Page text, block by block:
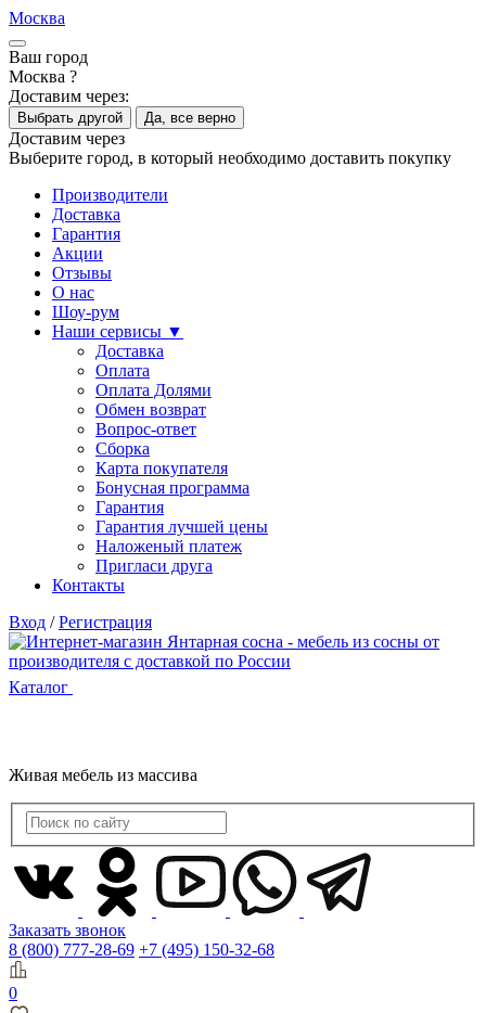
Москва
Ваш город
Москва ?
Доставим через:
Выбрать другой Да, все верно
Доставим через
Выберите город, в который необходимо доставить покупку
Производители
Доставка
Гарантия
Акции
Отзывы
О нас
Шоу-рум
Наши сервисы ▼
Доставка
Оплата
Оплата Долями
Обмен возврат
Вопрос-ответ
Сборка
Карта покупателя
Бонусная программа
Гарантия
Гарантия лучшей цены
Наложеный платеж
Пригласи друга
Контакты
Вход / Регистрация
Каталог
Живая мебель из массива
Заказать звонок
8 (800) 777-28-69 +7 (495) 150-32-68
0